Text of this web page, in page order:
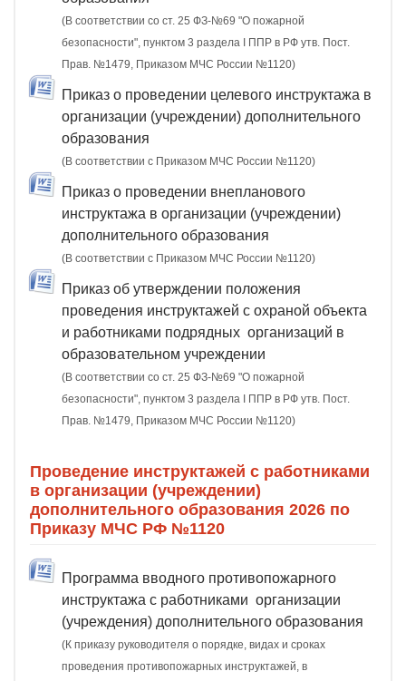
(В соответствии со ст. 25 ФЗ-№69 "О пожарной
безопасности", пунктом 3 раздела I ППР в РФ утв. Пост.
Прав. №1479, Приказом МЧС России №1120)
Приказ о проведении целевого инструктажа в
организации (учреждении) дополнительного
образования
(В соответствии с Приказом МЧС России №1120)
Приказ о проведении внепланового
инструктажа в организации (учреждении)
дополнительного образования
(В соответствии с Приказом МЧС России №1120)
Приказ об утверждении положения
проведения инструктажей с охраной объекта
и работниками подрядных организаций в
образовательном учреждении
(В соответствии со ст. 25 ФЗ-№69 "О пожарной
безопасности", пунктом 3 раздела I ППР в РФ утв. Пост.
Прав. №1479, Приказом МЧС России №1120)
Проведение инструктажей с работниками
в организации (учреждении)
дополнительного образования 2026 по
Приказу МЧС РФ №1120
Программа вводного противопожарного
инструктажа с работниками организации
(учреждения) дополнительного образования
(К приказу руководителя о порядке, видах и сроках
проведения противопожарных инструктажей, в